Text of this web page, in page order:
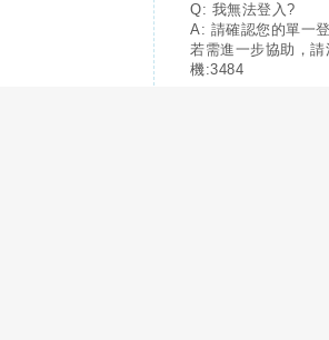
Q: 我無法登入?
A: 請確認您的單一
若需進一步協助，
機:3484